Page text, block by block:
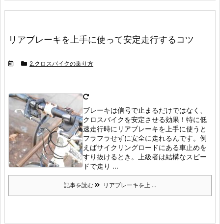
リアブレーキを上手に使って安定走行するコツ
2.クロスバイクの乗り方
ブレーキは信号で止まるだけではなく、
クロスバイクを安定させる効果！特に低
速走行時にリアブレーキを上手に使うと
フラフラせずに安全に走れるんです。 例
えばサイクリングロードにある車止めを
すり抜けるとき。
上級者は結構なスピー
ドで走り ...
記事を読む リアブレーキを上 ...